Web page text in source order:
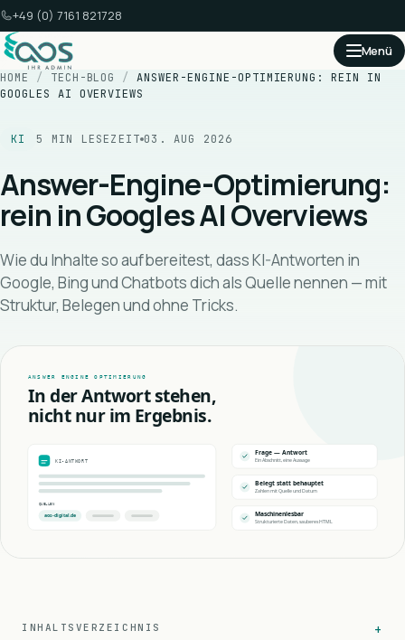
+49 (0) 7161 821728
Menü
HOME / TECH-BLOG /ANSWER-ENGINE-OPTIMIERUNG: REIN IN
GOOGLES AI OVERVIEWS
KI 5 MIN LESEZEIT 03. AUG 2026
Answer-Engine-Optimierung:
rein in Googles AI Overviews
Wie du Inhalte so aufbereitest, dass KI-Antworten in
Google, Bing und Chatbots dich als Quelle nennen — mit
Struktur, Belegen und ohne Tricks.
INHALTSVERZEICHNIS